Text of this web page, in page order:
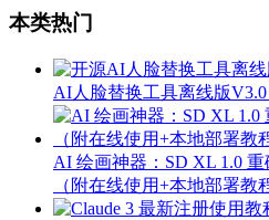
本类热门
AI人脸替换工具离线版V3.0
AI 绘画神器：SD XL 1.0
（附在线使用+本地部署教